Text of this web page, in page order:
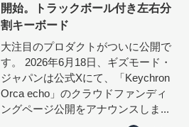
開始。トラックボール付き左右分
割キーボード
大注目のプロダクトがついに公開で
す。 2026年6月18日、ギズモード・
ジャパンは公式Xにて、「Keychron
Orca echo」のクラウドファンディ
ングページ公開をアナウンスしま...